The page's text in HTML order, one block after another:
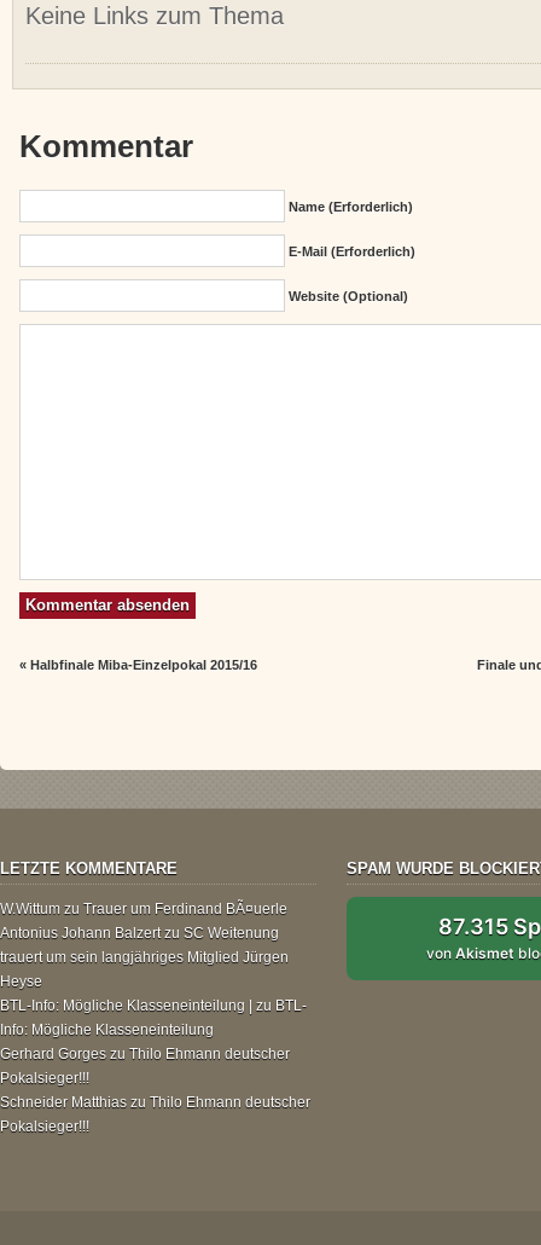
Keine Links zum Thema
Kommentar
Name (erforderlich)
E-Mail (erforderlich)
Website (Optional)
«Halbfinale Miba-Einzelpokal 2015/16 Finale
LETZTE KOMMENTARE
W.Wittum zu Trauer um Ferdinand BÃ¤uerle
Antonius Johann Balzertzu SC Weitenung
trauert um sein langjähriges Mitglied Jürgen
Heyse
BTL-Info: Mögliche Klasseneinteilung | zu BTL-
Info: Mögliche Klasseneinteilung
Gerhard Gorges zu Thilo Ehmann deutscher
Pokalsieger!!!
Schneider Matthias zu Thilo Ehmann deutscher
Pokalsieger!!!
SPAM WURDE
87.315
vonAkismet